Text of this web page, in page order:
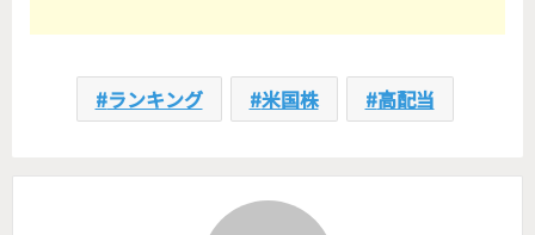
ランキング 米国株 高配当